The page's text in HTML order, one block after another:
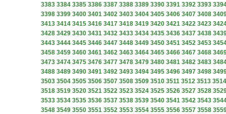
3383 3384 3385 3386 3387 3388 3389 3390 3391 3392 3393
3398 3399 3400 3401 3402 3403 3404 3405 3406 3407 3408
3413 3414 3415 3416 3417 3418 3419 3420 3421 3422 3423
3428 3429 3430 3431 3432 3433 3434 3435 3436 3437 3438
3443 3444 3445 3446 3447 3448 3449 3450 3451 3452 3453
3458 3459 3460 3461 3462 3463 3464 3465 3466 3467 3468
3473 3474 3475 3476 3477 3478 3479 3480 3481 3482 3483
3488 3489 3490 3491 3492 3493 3494 3495 3496 3497 3498
3503 3504 3505 3506 3507 3508 3509 3510 3511 3512 3513 3514
3518 3519 3520 3521 3522 3523 3524 3525 3526 3527 3528
3533 3534 3535 3536 3537 3538 3539 3540 3541 3542 3543
3548 3549 3550 3551 3552 3553 3554 3555 3556 3557 3558